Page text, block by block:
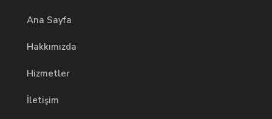
Ana Sayfa
Hakkımızda
Hizmetler
İletişim